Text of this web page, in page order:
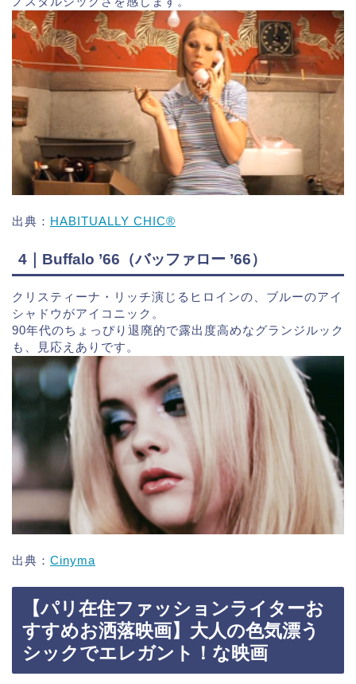
出典： HABITUALLY CHIC®︎
4｜Buffalo ’66（バッファロー ’66）
クリスティーナ・リッチ演じるヒロインの、ブルーのアイ
シャドウがアイコニック。
90年代のちょっぴり退廃的で露出度高めなグランジルック
も、見応えありです。
出典： Cinyma
【パリ在住ファッションライターお
すすめお洒落映画】大人の色気漂う
シックでエレガント！な映画